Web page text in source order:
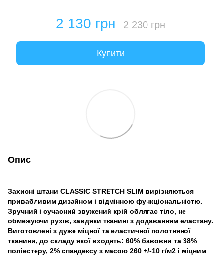
2 130 грн 2 230 грн
Купити
Опис
Захисні штани CLASSIC STRETCH SLIM вирізняються
привабливим дизайном і відмінною функціональністю.
Зручний і сучасний звужений крій облягає тіло, не
обмежуючи рухів, завдяки тканині з додаванням еластану.
Виготовлені з дуже міцної та еластичної полотняної
тканини, до складу якої входять: 60% бавовни та 38%
поліестеру, 2% спандексу з масою 260 +/-10 г/м2 і міцним